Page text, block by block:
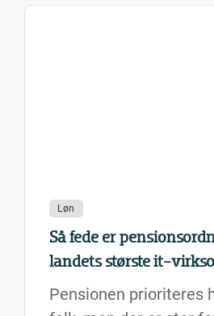
Løn
Så fede er
landets største it-
Pensionen prioriteres